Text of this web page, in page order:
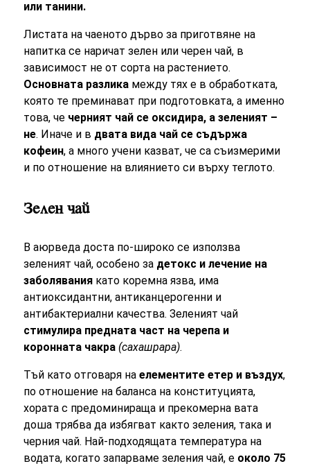
или танини.
Листата на чаеното дърво за приготвяне на
напитка се наричат зелен или черен чай, в
зависимост не от сорта на растението.
Основната разлика между тях е в обработката,
която те преминават при подготовката, а именно
това, че черният чай се оксидира, а зеленият –
не. Иначе и в двата вида чай се съдържа
кофеин, а много учени казват, че са съизмерими
и по отношение на влиянието си върху теглото.
Зелен чай
В аюрведа доста по-широко се използва
зеленият чай, особено за детокс и лечение на
заболявания като коремна язва, има
антиоксидантни, антиканцерогенни и
антибактериални качества. Зеленият чай
стимулира предната част на черепа и
коронната чакра (сахашрара).
Тъй като отговаря на елементите етер и въздух,
по отношение на баланса на конституцията,
хората с предоминираща и прекомерна вата
доша трябва да избягват както зеления, така и
черния чай. Най-подходящата температура на
водата, когато запарваме зеления чай, е около 75